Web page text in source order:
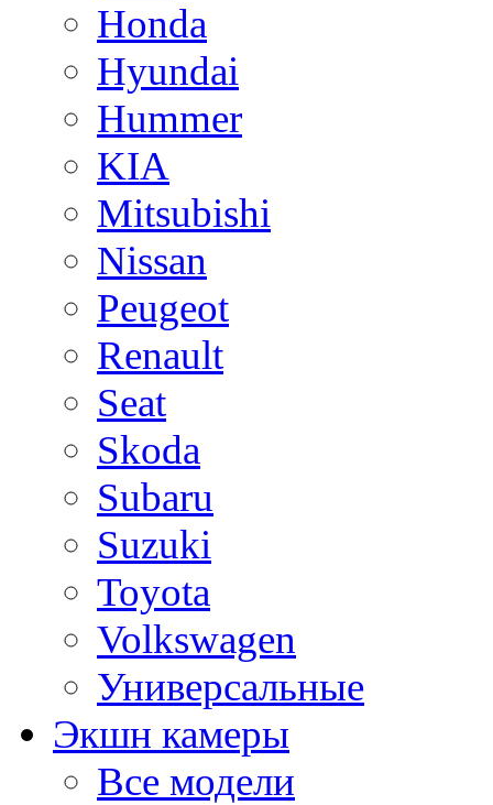
Honda
Hyundai
Hummer
KIA
Mitsubishi
Nissan
Peugeot
Renault
Seat
Skoda
Subaru
Suzuki
Toyota
Volkswagen
Универсальные
Экшн камеры
Все модели